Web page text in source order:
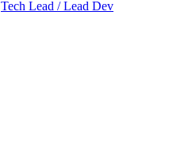
Tech Lead / Lead Dev